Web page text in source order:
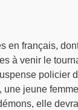
en français,
à venir le
policier
jeune
elle